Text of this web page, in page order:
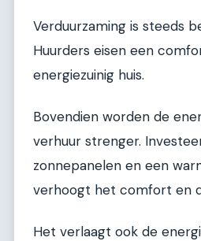
Verduurzaming is steeds
Huurders eisen een
energiezuinig huis.
Bovendien worden de
verhuur strenger.
zonnepanelen en een
verhoogt het comfort en
Het verlaagt ook de